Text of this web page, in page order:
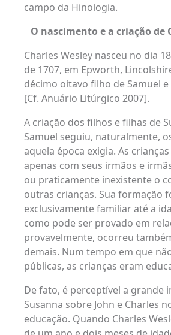
campo da Hinologia.
O nascimento e a criação de
Charles Wesley nasceu no dia
de 1707, em Epworth,
décimo oitavo filho de Samuel e
[Cf. Anuário Litúrgico 2007].
A criação dos filhos e filhas de
Samuel seguiu, naturalmente,
aquela época exigia. As
apenas com seus irmãos e
ou praticamente inexistente o
outras crianças. Sua formação
exclusivamente familiar até a
como pode ser provado em
provavelmente, ocorreu
demais. Num tempo em que
públicas, as crianças eram
De fato, é perceptível a grande
Susanna sobre John e Charles
educação. Quando Charles